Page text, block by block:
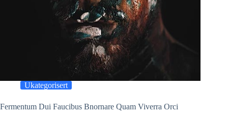
Ukategorisert
Fermentum Dui Faucibus Bnornare Quam Viverra Orci